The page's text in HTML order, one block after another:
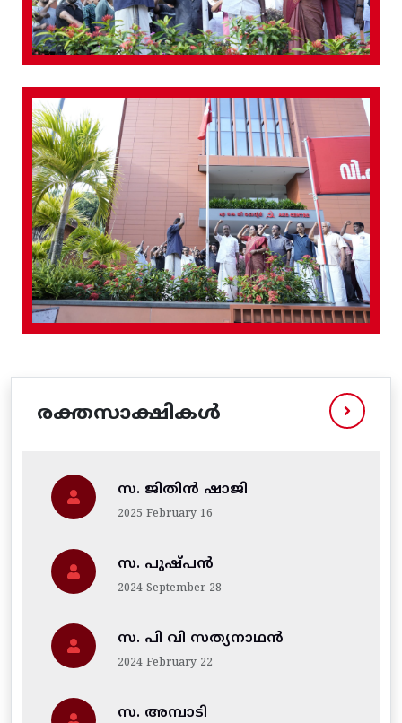
രക്തസാക്ഷികൾ
സ. ജിതിന്‍ ഷാജി
2025 February 16
സ. പുഷ്പൻ
2024 September 28
സ. പി വി സത്യനാഥൻ
2024 February 22
സ. അമ്പാടി